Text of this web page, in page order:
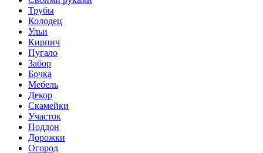
Трубы
Колодец
Ульи
Кирпич
Пугало
Забор
Бочка
Мебель
Декор
Скамейки
Участок
Поддон
Дорожки
Огород